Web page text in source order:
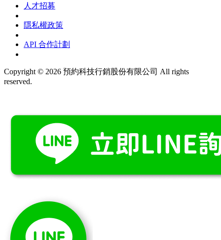
人才招募
隱私權政策
API 合作計劃
Copyright © 2026 預約科技行銷股份有限公司 All rights
reserved.